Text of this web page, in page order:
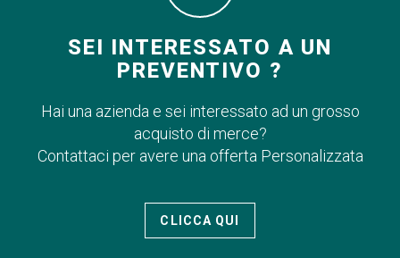
SEI INTERESSATO A UN
PREVENTIVO ?
Hai una azienda e sei interessato ad un grosso
acquisto di merce?
Contattaci per avere una offerta Personalizzata
CLICCA QUI